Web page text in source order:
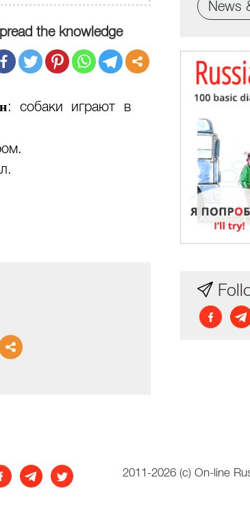
the knowledge
: собаки играют в
News
2011-2026 (с)On-line